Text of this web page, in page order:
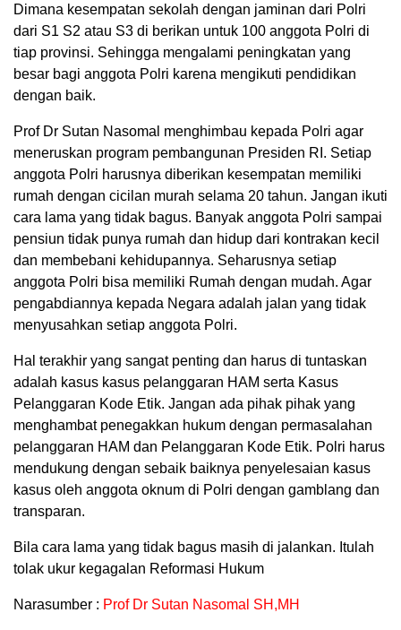
Dimana kesempatan sekolah dengan jaminan dari Polri
dari S1 S2 atau S3 di berikan untuk 100 anggota Polri di
tiap provinsi. Sehingga mengalami peningkatan yang
besar bagi anggota Polri karena mengikuti pendidikan
dengan baik.
Prof Dr Sutan Nasomal menghimbau kepada Polri agar
meneruskan program pembangunan Presiden RI. Setiap
anggota Polri harusnya diberikan kesempatan memiliki
rumah dengan cicilan murah selama 20 tahun. Jangan ikuti
cara lama yang tidak bagus. Banyak anggota Polri sampai
pensiun tidak punya rumah dan hidup dari kontrakan kecil
dan membebani kehidupannya. Seharusnya setiap
anggota Polri bisa memiliki Rumah dengan mudah. Agar
pengabdiannya kepada Negara adalah jalan yang tidak
menyusahkan setiap anggota Polri.
Hal terakhir yang sangat penting dan harus di tuntaskan
adalah kasus kasus pelanggaran HAM serta Kasus
Pelanggaran Kode Etik. Jangan ada pihak pihak yang
menghambat penegakkan hukum dengan permasalahan
pelanggaran HAM dan Pelanggaran Kode Etik. Polri harus
mendukung dengan sebaik baiknya penyelesaian kasus
kasus oleh anggota oknum di Polri dengan gamblang dan
transparan.
Bila cara lama yang tidak bagus masih di jalankan. Itulah
tolak ukur kegagalan Reformasi Hukum
Narasumber : Prof Dr Sutan Nasomal SH,MH